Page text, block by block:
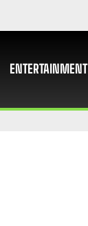
ENTERTAINMENT